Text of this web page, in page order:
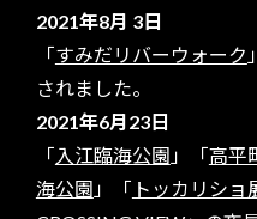
2021年8月 3日
「すみだリバーウォーク
されました。
2021年6月23日
「 入江臨海公園 」「高平
海公園 」「 トッカリショ